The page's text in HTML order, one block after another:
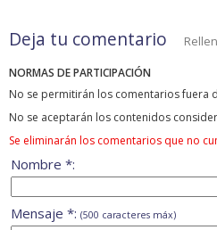
Deja tu comentario
NORMAS DE PARTICIPACIÓN
No se permitirán los comentarios fuera
No se aceptarán los contenidos
Se eliminarán los comentarios que no
Nombre *:
Mensaje *: (500 caracteres máx)